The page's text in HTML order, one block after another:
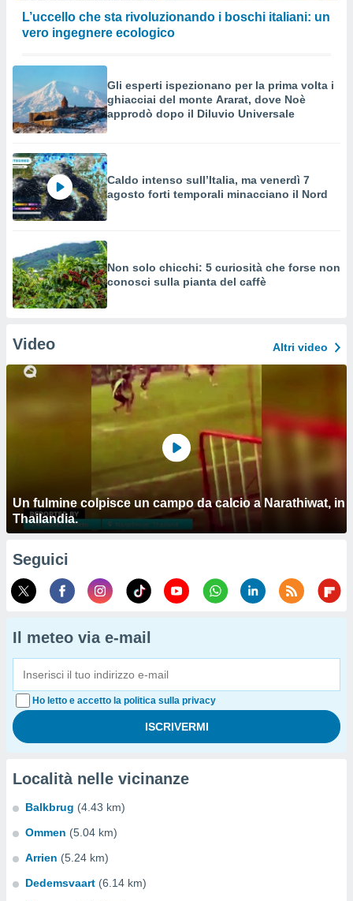
L’uccello che sta rivoluzionando i boschi italiani: un
vero ingegnere ecologico
Gli esperti ispezionano per la prima volta i
ghiacciai del monte Ararat, dove Noè
approdò dopo il Diluvio Universale
Caldo intenso sull’Italia, ma venerdì 7
agosto forti temporali minacciano il Nord
Non solo chicchi: 5 curiosità che forse non
conosci sulla pianta del caffè
Video Altri video
Un fulmine colpisce un campo da calcio a Narathiwat, in
Thailandia.
Seguici
Il meteo via e-mail
Ho letto e accetto la politica sulla privacy
Località nelle vicinanze
Balkbrug (4.43 km)
Ommen (5.04 km)
Arrien (5.24 km)
Dedemsvaart (6.14 km)